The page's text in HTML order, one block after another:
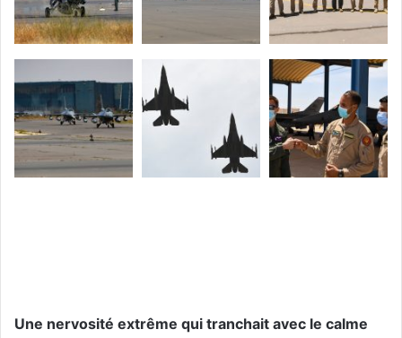
Une nervosité extrême qui tranchait avec le calme